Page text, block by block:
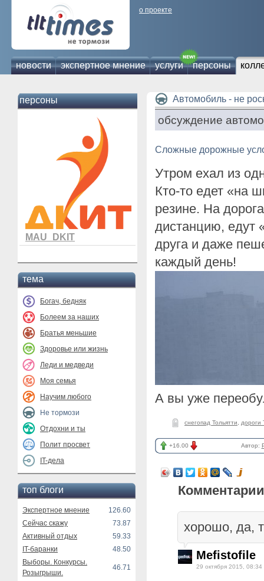
о проекте
новости экспертное мнение услуги персоны
персоны
MAU_DKIT
тема
Богач, бедняк
Болеем за наших
Братья меньшие
Здоровье или жизнь
Леди и медведи
Моя семья
Научим любого
Не тормози
Отдохни и ты
Полит просвет
IT-дела
топ блоги
Экспертное мнение
126.60
Сейчас скажу
73.87
Активный отдых
59.33
IT-баранки
48.50
Выборы. Конкурсы.
Розыгрыши.
46.71
Автомобиль - не
обсуждение
Сложные дорожные
Утром ехал из
Кто-то едет «на
резине. На
дистанцию, едут
друга и даже
каждый день!
А вы уже
снегопад Тольятти дороги
+16.00 Автор:
хорошо, да,
Mefistofile
29 октября 2015, 08:34